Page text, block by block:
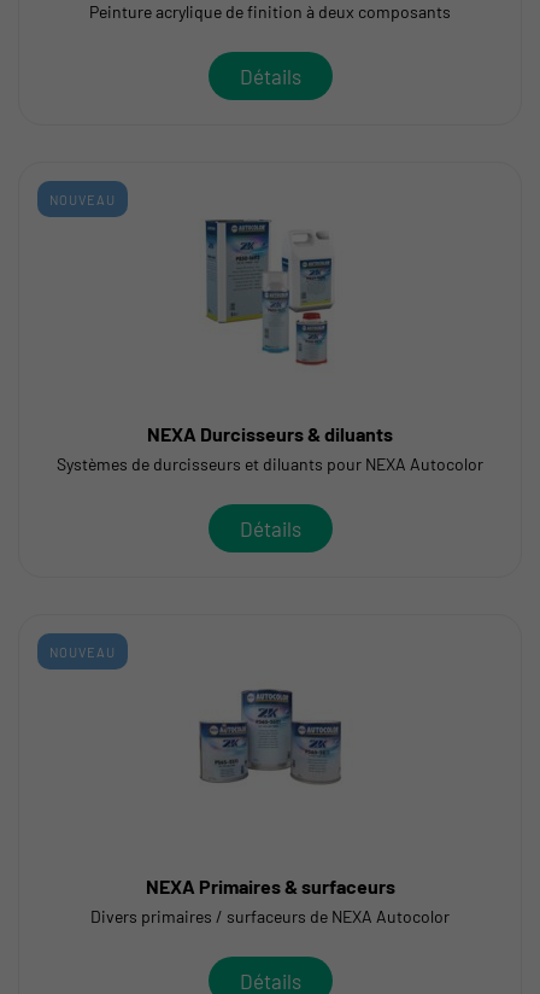
Peinture acrylique de finition à deux composants
Détails
NOUVEAU
NEXA Durcisseurs & diluants
Systèmes de durcisseurs et diluants pour NEXA Autocolor
Détails
NOUVEAU
NEXA Primaires & surfaceurs
Divers primaires / surfaceurs de NEXA Autocolor
Détails